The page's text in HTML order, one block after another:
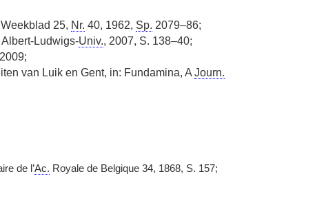
25, Nr. 40, 1962, Sp. 2079–86;
Albert-Ludwigs-Univ., 2007, S. 138–40;
van Luik en Gent, in: Fundamina, A Journ.
de l’Ac. Royale de Belgique 34, 1868, S. 157;